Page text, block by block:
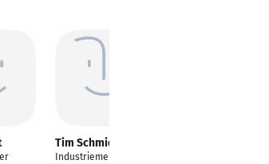
Tim Schmidt
Industriemeister/Abte